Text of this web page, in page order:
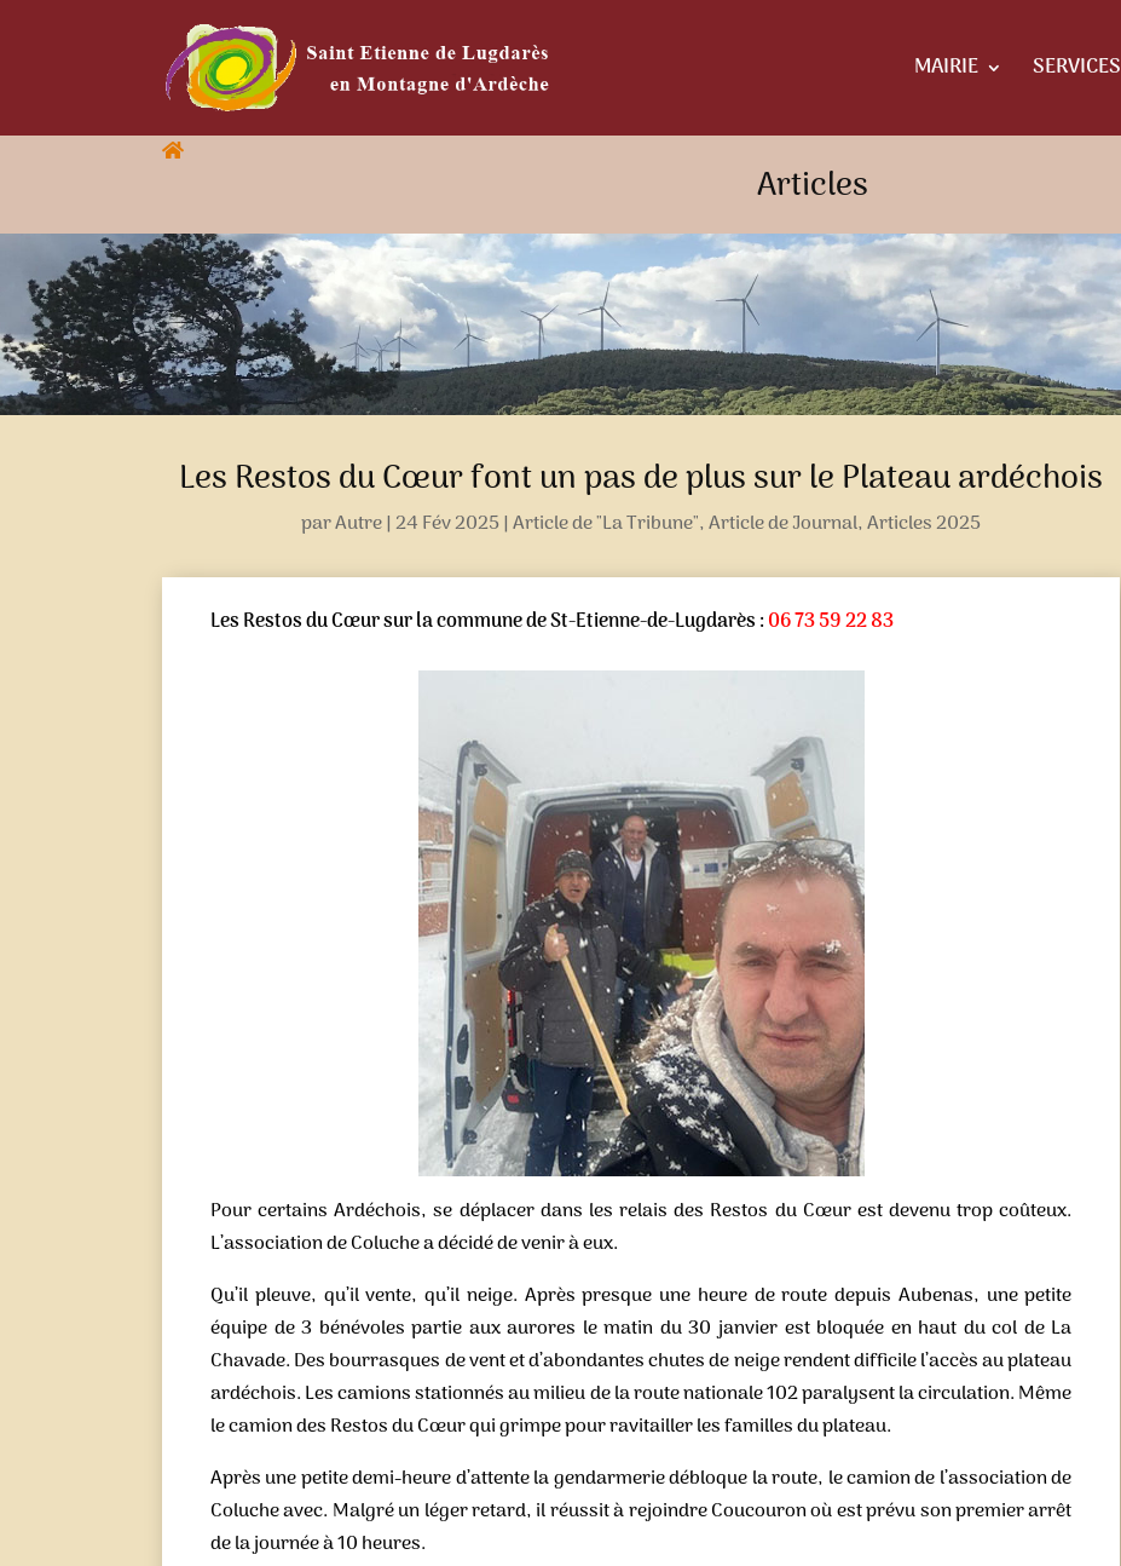
MAIRIE SERVICES
Articles
Les Restos du Cœur font un pas de plus sur le Plateau ardéchois
parAutre|24 Fév 2025|Article de "La Tribune",Article de Journal,Articles 2025
Les Restos du Cœur sur la commune de St-Etienne-de-Lugdarès :06 73 59 22 83
Pour certains Ardéchois, se déplacer dans les relais des Restos du Cœur est devenu trop coûteux.
L’association de Coluche a décidé de venir à eux.
Qu’il pleuve, qu’il vente, qu’il neige. Après presque une heure de route depuis Aubenas, une petite
équipe de 3 bénévoles partie aux aurores le matin du 30 janvier est bloquée en haut du col de La
Chavade. Des bourrasques de vent et d’abondantes chutes de neige rendent difficile l’accès au plateau
ardéchois. Les camions stationnés au milieu de la route nationale 102 paralysent la circulation. Même
le camion des Restos du Cœur qui grimpe pour ravitailler les familles du plateau.
Après une petite demi-heure d’attente la gendarmerie débloque la route, le camion de l’association de
Coluche avec. Malgré un léger retard, il réussit à rejoindre Coucouron où est prévu son premier arrêt
de la journée à 10 heures.